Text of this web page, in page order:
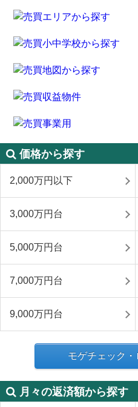
価格から探す
2,000万円以下
3,000万円台
5,000万円台
7,000万円台
9,000万円台
モゲチェック
月々の返済額から探す